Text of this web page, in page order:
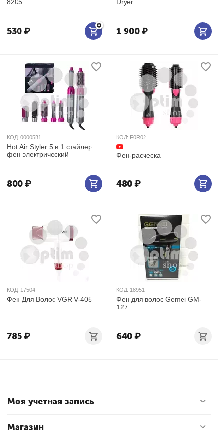
8205
530₽
Dryer
1 900₽
КОД: 00005B1
Hot Air Styler 5 в 1 стайлер
фен электрический
800₽
КОД: F0R02
Фен-расческа
480₽
КОД: 17504
Фен Для Волос VGR V-405
785₽
КОД: 18951
Фен для волос Gemei GM-
127
640₽
Моя учетная запись
Магазин